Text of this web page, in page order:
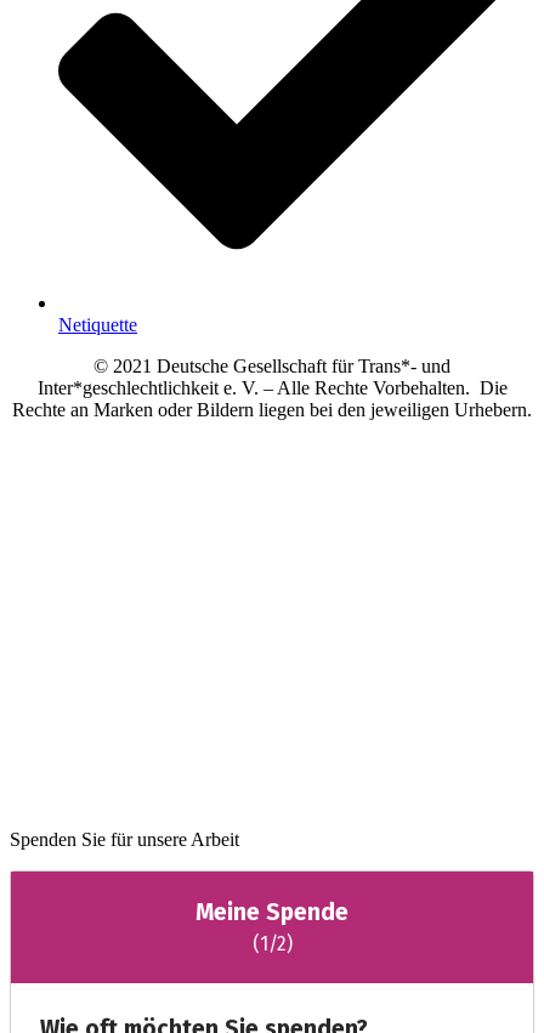
Netiquette
© 2021 Deutsche Gesellschaft für Trans*- und
Inter*geschlechtlichkeit e. V. – Alle Rechte Vorbehalten. Die
Rechte an Marken oder Bildern liegen bei den jeweiligen Urhebern.
Spenden Sie für unsere Arbeit